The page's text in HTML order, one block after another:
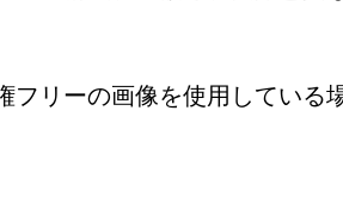
リーの画像を使用している